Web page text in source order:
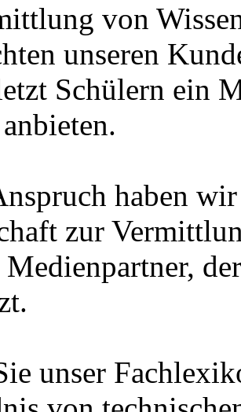
von
unseren
Schülern ein
haben
zur
Medienpartner,
unser